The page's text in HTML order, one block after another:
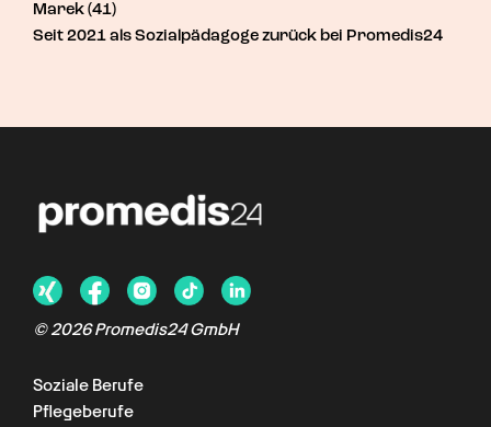
Marek (41)
Seit 2021 als Sozialpädagoge zurück bei Promedis24
©2026Promedis24 GmbH
Soziale Berufe
Pflegeberufe